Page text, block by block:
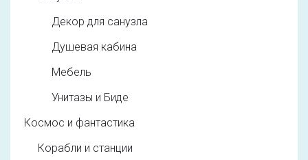
Декор для санузла
Душевая кабина
Мебель
Унитазы и Биде
Космос и фантастика
Корабли и станции